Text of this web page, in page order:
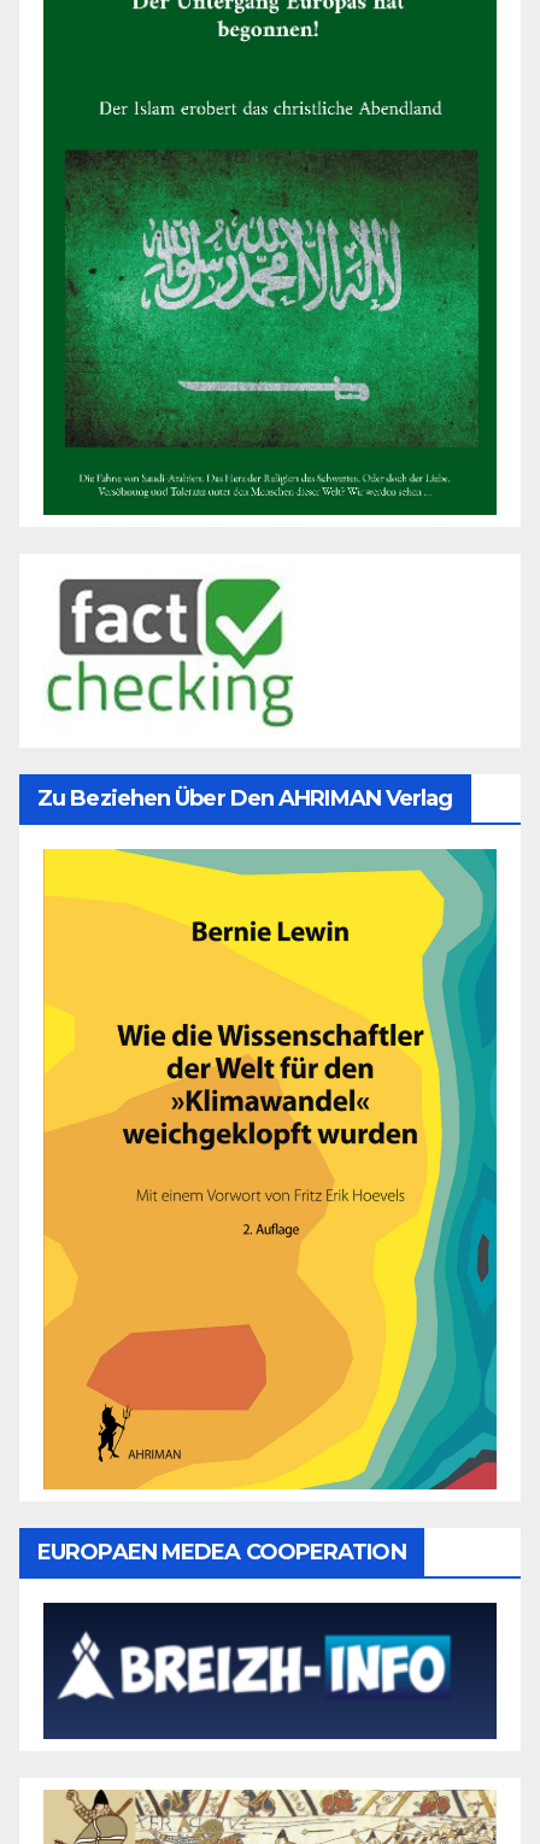
Zu Beziehen Über Den AHRIMAN Verlag
EUROPAEN MEDEA COOPERATION